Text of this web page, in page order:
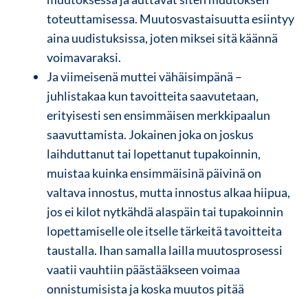
toteuttamisessa. Muutosvastaisuutta esiintyy
aina uudistuksissa, joten miksei sitä käännä
voimavaraksi.
Ja viimeisenä muttei vähäisimpänä –
juhlistakaa kun tavoitteita saavutetaan,
erityisesti sen ensimmäisen merkkipaalun
saavuttamista. Jokainen joka on joskus
laihduttanut tai lopettanut tupakoinnin,
muistaa kuinka ensimmäisinä päivinä on
valtava innostus, mutta innostus alkaa hiipua,
jos ei kilot nytkähdä alaspäin tai tupakoinnin
lopettamiselle ole itselle tärkeitä tavoitteita
taustalla. Ihan samalla lailla muutosprosessi
vaatii vauhtiin päästääkseen voimaa
onnistumisista ja koska muutos pitää